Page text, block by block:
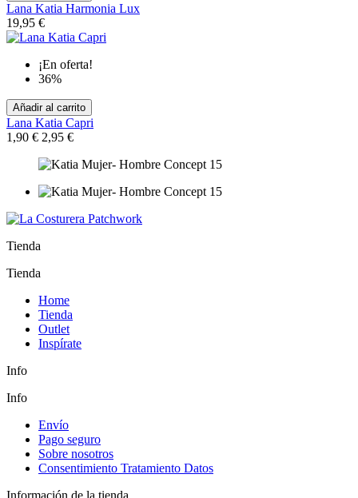
Lana Katia Harmonia Lux
19,95 €
¡En oferta!
36%
Añadir al carrito
Lana Katia Capri
1,90 € 2,95 €
Tienda
Tienda
Home
Tienda
Outlet
Inspírate
Info
Info
Envío
Pago seguro
Sobre nosotros
Consentimiento Tratamiento Datos
Información de la tienda